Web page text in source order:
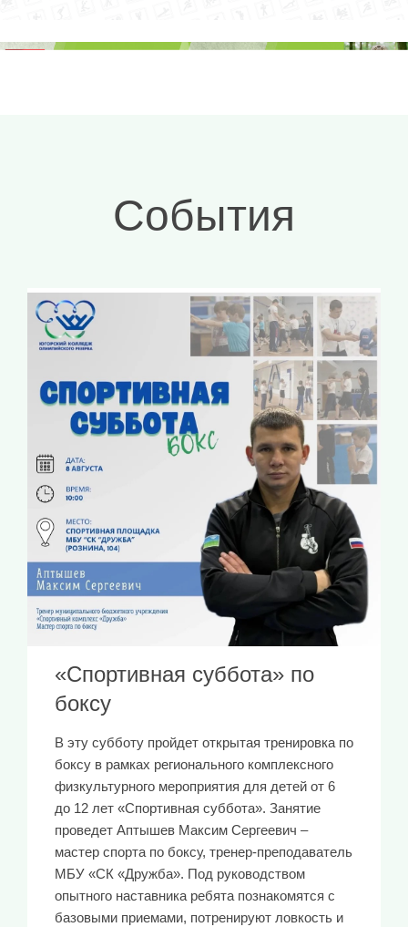
События
«Спортивная суббота» по
боксу
В эту субботу пройдет открытая тренировка по
боксу в рамках регионального комплексного
физкультурного мероприятия для детей от 6
до 12 лет «Спортивная суббота». Занятие
проведет Аптышев Максим Сергеевич –
мастер спорта по боксу, тренер-преподаватель
МБУ «СК «Дружба». Под руководством
опытного наставника ребята познакомятся с
базовыми приемами, потренируют ловкость и